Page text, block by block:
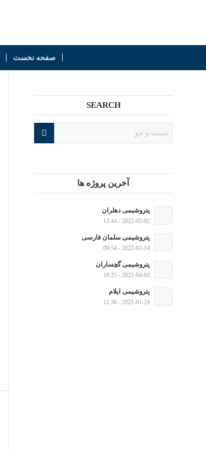
صفحه نخست
SEARCH
آخرین پروژه ها
پتروشیمی دهلران
2022-03-02 - 13:44
پتروشیمی سلمان فارسی
2022-02-14 - 09:54
پتروشیمی گچساران
2021-04-03 - 10:25
پتروشیمی ایلام
2021-01-24 - 11:38